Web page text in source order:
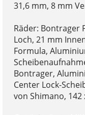
31,6 mm, 8 mm
Räder: Bontrager
Loch, 21 mm
Formula,
Bontrager,
Center Lock-
von Shimano, 142